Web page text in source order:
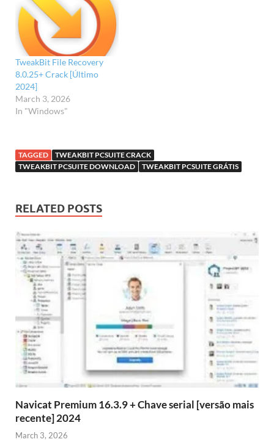
TweakBit File Recovery
8.0.25+ Crack [Último
2024]
March 3, 2026
In "Windows"
TAGGED
TWEAKBIT PCSUITE CRACK
TWEAKBIT PCSUITE DOWNLOAD
TWEAKBIT PCSUITE GRÁTIS
RELATED POSTS
Navicat Premium 16.3.9 + Chave serial [versão mais
recente] 2024
March 3, 2026